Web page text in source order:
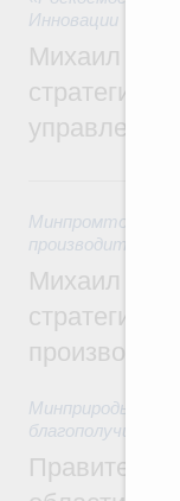
Инновации
Михаил
управления
Минпромторг
Михаил
Минприроды
благополучие»